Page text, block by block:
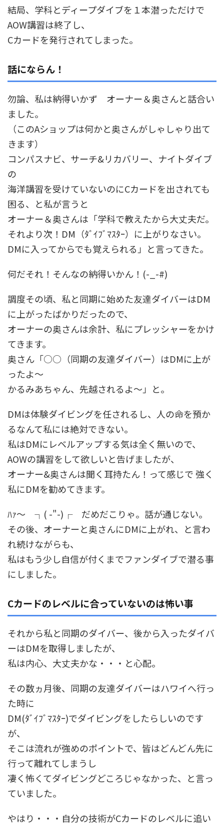
結局、学科とディープダイブを１本潜っただけで
AOW講習は終了し、
Cカードを発行されてしまった。
話にならん！
勿論、私は納得いかず オーナー＆奥さんと話合い
ました。
（このAショップは何かと奥さんがしゃしゃり出て
きます）
コンパスナビ、サーチ&リカバリー、ナイトダイブ
の
海洋講習を受けていないのにCカードを出されても
困る、と私が言うと
オーナー＆奥さんは「学科で教えたから大丈夫だ。
それより次！DM（ﾀﾞｲﾌﾞﾏｽﾀｰ）に上がりなさい。
DMに入ってからでも覚えられる」と言ってきた。
何だそれ！そんなの納得いかん！(-_-#)
調度その頃、私と同期に始めた友達ダイバーはDM
に上がったばかりだったので、
オーナーの奥さんは余計、私にプレッシャーをかけ
てきます。
奥さん「○○（同期の友達ダイバー）はDMに上が
ったよ～
かるみあちゃん、先越されるよ～」と。
DMは体験ダイビングを任されるし、人の命を預か
るなんて私には絶対できない。
私はDMにレベルアップする気は全く無いので、
AOWの講習をして欲しいと告げましたが、
オーナー&奥さんは聞く耳持たん！って感じで 強く
私にDMを勧めてきます。
ﾊｧ～ ┐( -"-)┌ だめだこりゃ。話が通じない。
その後、オーナーと奥さんにDMに上がれ、と言わ
れ続けながらも、
私はもう少し自信が付くまでファンダイブで潜る事
にしました。
Cカードのレベルに合っていないのは怖い事
それから私と同期のダイバー、後から入ったダイバ
ーはDMを取得しましたが、
私は内心、大丈夫かな・・・と心配。
その数ヵ月後、同期の友達ダイバーはハワイへ行っ
た時に
DM(ﾀﾞｲﾌﾞﾏｽﾀｰ)でダイビングをしたらしいのです
が、
そこは流れが強めのポイントで、皆はどんどん先に
行って離れてしまうし
凄く怖くてダイビングどころじゃなかった、と言っ
ていました。
やはり・・・自分の技術がCカードのレベルに追い